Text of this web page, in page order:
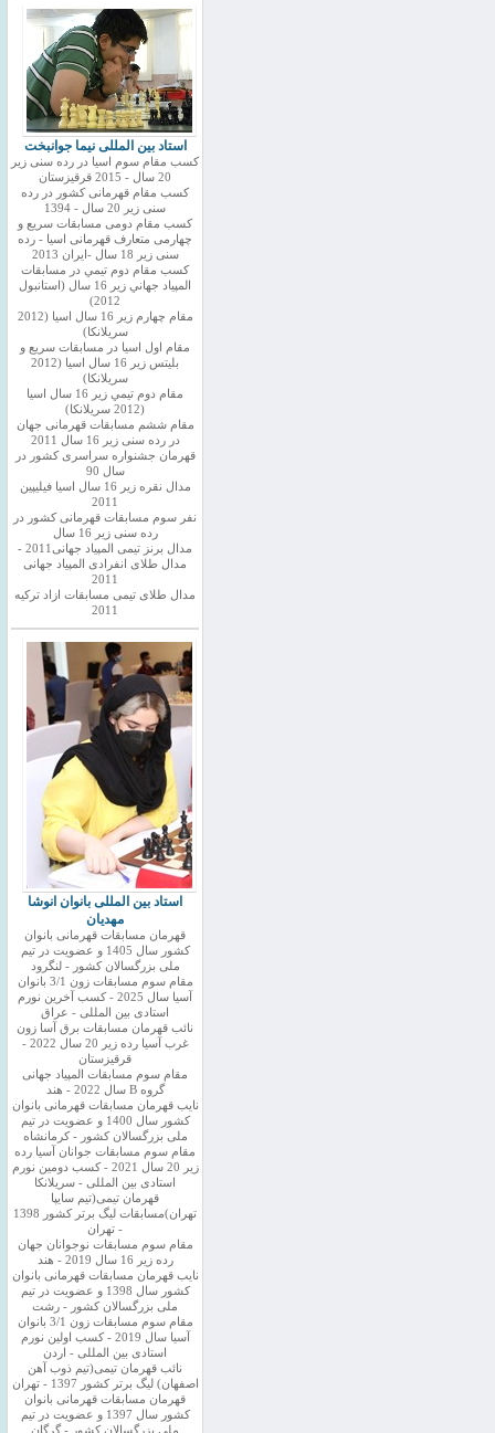
استاد بین المللی نیما جوانبخت
کسب مقام سوم اسیا در رده سنی زیر
20 سال - 2015 قرقیزستان
کسب مقام قهرمانی کشور در رده
سنی زیر 20 سال - 1394
کسب مقام دومی مسابقات سریع و
چهارمی متعارف قهرمانی اسیا - رده
سنی زیر 18 سال -ایران 2013
كسب مقام دوم تيمي در مسابقات
المپياد جهاني زير 16 سال (استانبول
2012)
مقام چهارم زير 16 سال اسيا (2012
سريلانكا)
مقام اول اسيا در مسابقات سريع و
بليتس زير 16 سال اسيا (2012
سريلانكا)
مقام دوم تيمي زير 16 سال اسيا
(2012 سريلانكا)
مقام ششم مسابقات قهرمانی جهان
در رده سنی زیر 16 سال 2011
قهرمان جشنواره سراسری کشور در
سال 90
مدال نقره زیر 16 سال اسیا فیلیپین
2011
نفر سوم مسابقات قهرمانی کشور در
رده سنی زیر 16 سال
مدال برنز تیمی المپیاد جهانی2011 -
مدال طلای انفرادی المپیاد جهانی
2011
مدال طلای تیمی مسابقات ازاد ترکیه
2011
استاد بین المللی بانوان انوشا
مهدیان
قهرمان مسابقات قهرمانی بانوان
کشور سال 1405 و عضویت در تیم
ملی بزرگسالان کشور - لنگرود
مقام سوم مسابقات زون 3/1 بانوان
آسیا سال 2025 - کسب آخرین نورم
استادی بین المللی - عراق
نائب قهرمان مسابقات برق آسا زون
غرب آسیا رده زیر 20 سال 2022 -
قرقیزستان
مقام سوم مسابقات المپیاد جهانی
گروه B سال 2022 - هند
نایب قهرمان مسابقات قهرمانی بانوان
کشور سال 1400 و عضویت در تیم
ملی بزرگسالان کشور - کرمانشاه
مقام سوم مسابقات جوانان آسیا رده
زیر 20 سال 2021 - کسب دومین نورم
استادی بین المللی - سریلانکا
قهرمان تیمی(تیم سایپا
تهران)مسابقات لیگ برتر کشور 1398
- تهران
مقام سوم مسابقات نوجوانان جهان
رده زیر 16 سال 2019 - هند
نایب قهرمان مسابقات قهرمانی بانوان
کشور سال 1398 و عضویت در تیم
ملی بزرگسالان کشور - رشت
مقام سوم مسابقات زون 3/1 بانوان
آسیا سال 2019 - کسب اولین نورم
استادی بین المللی - اردن
نائب قهرمان تیمی(تیم ذوب آهن
اصفهان) لیگ برتر کشور 1397 - تهران
قهرمان مسابقات قهرمانی بانوان
کشور سال 1397 و عضویت در تیم
ملی بزرگسالان کشور - گرگان